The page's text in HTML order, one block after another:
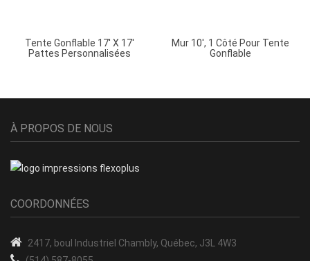
Tente Gonflable 17′ X 17′
Pattes Personnalisées
Mur 10′, 1 Côté Pour Tente
Gonflable
À PROPOS DE NOUS
COORDONNÉES
2417, boul Industriel Chambly, Québec, J3L 4W3